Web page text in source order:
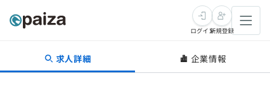
転職・キャリア
ログイン新規登録
求人詳細 企業情報